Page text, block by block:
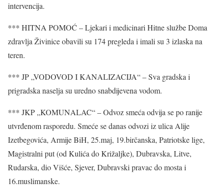
intervencija.
*** HITNA POMOĆ – Ljekari i medicinari Hitne službe Doma
zdravlja Živinice obavili su 174 pregleda i imali su 3 izlaska na
teren.
*** JP „VODOVOD I KANALIZACIJA“ – Sva gradska i
prigradska naselja su uredno snabdijevena vodom.
*** JKP „KOMUNALAC“ – Odvoz smeća odvija se po ranije
utvrđenom rasporedu. Smeće se danas odvozi iz ulica Alije
Izetbegovića, Armije BiH, 25.maj, 19.birčanska, Patriotske lige,
Magistralni put (od Kulića do Križaljke), Dubravska, Litve,
Rudarska, dio Višće, Sjever, Dubravski pravac do mosta i
16.muslimanske.